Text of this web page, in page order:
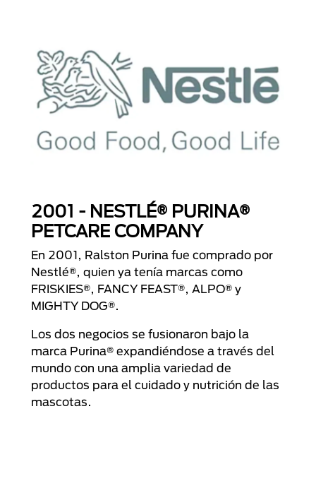
2001 - NESTLÉ® PURINA®
PETCARE COMPANY
En 2001, Ralston Purina fue comprado por
Nestlé®, quien ya tenía marcas como
FRISKIES®, FANCY FEAST®, ALPO® y
MIGHTY DOG®.
Los dos negocios se fusionaron bajo la
marca Purina® expandiéndose a través del
mundo con una amplia variedad de
productos para el cuidado y nutrición de las
mascotas.